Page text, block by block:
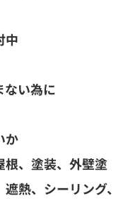
中
ない為に
か
根、塗装、外壁塗
熱、シーリング、